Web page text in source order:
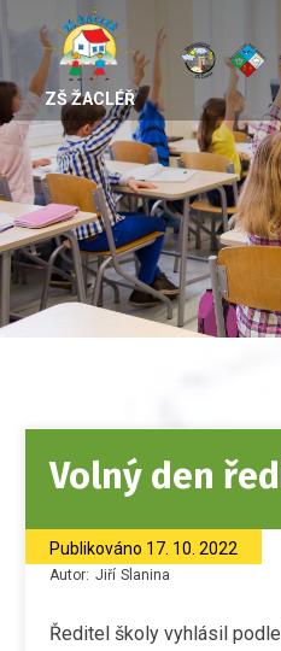
ZŠ ŽACLÉŘ
Volný den
Publikováno 17. 10. 2022
Autor: Jiří Slanina
Ředitel školy vyhlásil podle